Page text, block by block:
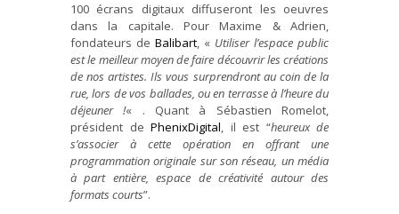
100 écrans digitaux diffuseront les oeuvres
dans la capitale. Pour Maxime & Adrien,
fondateurs de Balibart, « Utiliser l’espace public
est le meilleur moyen de faire découvrir les créations
de nos artistes. Ils vous surprendront au coin de la
rue, lors de vos ballades, ou en terrasse à l’heure du
déjeuner !« . Quant à Sébastien Romelot,
président de PhenixDigital, il est “heureux de
s’associer à cette opération en offrant une
programmation originale sur son réseau, un média
à part entière, espace de créativité autour des
formats courts”.